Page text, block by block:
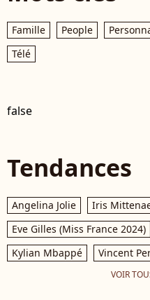
Famille People
Télé
false
Tendances
Angelina Jolie Iris
Eve Gilles (Miss France 2024)
Kylian Mbappé
Vincent
VOIR